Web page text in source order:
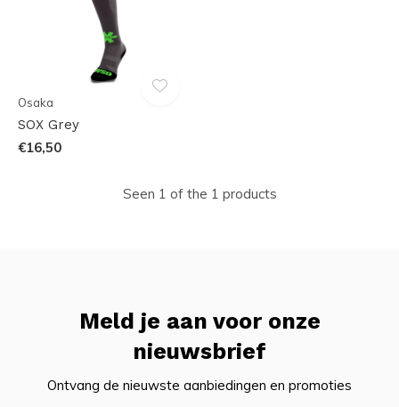
Osaka
SOX Grey
€16,50
Seen 1 of the 1 products
Meld je aan voor onze
nieuwsbrief
Ontvang de nieuwste aanbiedingen en promoties